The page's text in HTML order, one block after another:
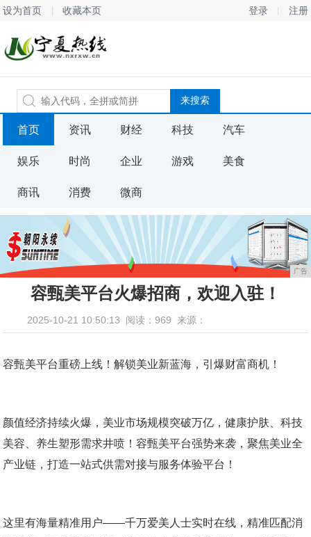
设为首页 收藏本页 登录 注册
首页 资讯 财经 科技 汽车
娱乐 时尚 企业 游戏 美食
商讯 消费 微商
广告
容甄美平台火爆招商，欢迎入驻！
2025-10-21 10:50:13 阅读：969 来源：
容甄美平台重磅上线！解锁美业新蓝海，引爆财富商机！
颜值经济持续火爆，美业市场规模突破万亿，健康护肤、科技
美容、养生塑形需求井喷！容甄美平台强势来袭，聚焦美业全
产业链，打造一站式供需对接与服务体验平台！
这里有海量精准用户——千万爱美人士实时在线，精准匹配消